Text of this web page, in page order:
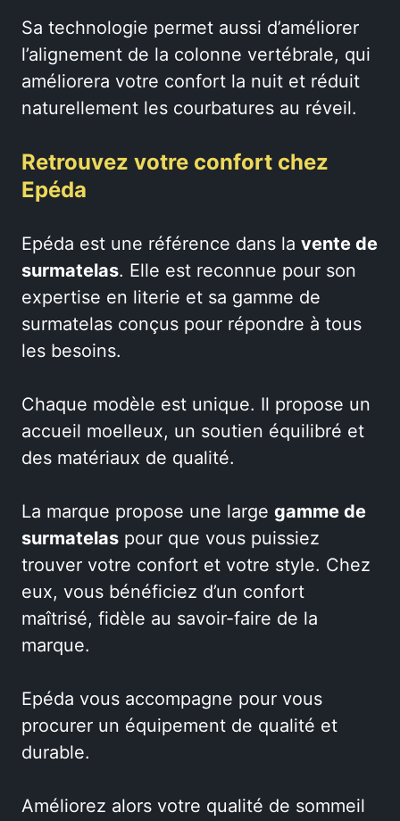
Sa technologie permet aussi d’améliorer
l’alignement de la colonne vertébrale, qui
améliorera votre confort la nuit et réduit
naturellement les courbatures au réveil.
Retrouvez votre confort chez
Epéda
Epéda est une référence dans la vente de
surmatelas. Elle est reconnue pour son
expertise en literie et sa gamme de
surmatelas conçus pour répondre à tous
les besoins.
Chaque modèle est unique. Il propose un
accueil moelleux, un soutien équilibré et
des matériaux de qualité.
La marque propose une large gamme de
surmatelas pour que vous puissiez
trouver votre confort et votre style. Chez
eux, vous bénéficiez d’un confort
maîtrisé, fidèle au savoir-faire de la
marque.
Epéda vous accompagne pour vous
procurer un équipement de qualité et
durable.
Améliorez alors votre qualité de sommeil